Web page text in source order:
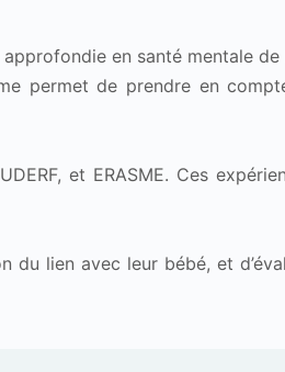
en santé mentale de
permet de prendre en
et ERASME. Ces
lien avec leur bébé, et